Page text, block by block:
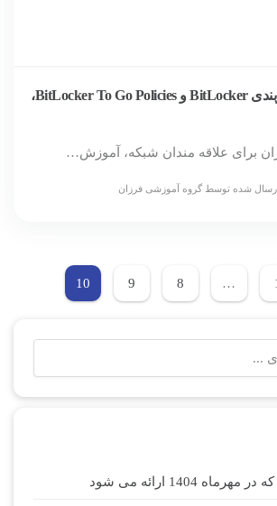
فیلم آموزشی پیکربندی BitLocker و BitLocker To Go Policies،
برای علاقه مندان شبکه، آموزش…
ارسال شده توسط گروه آموزشی فرزان
…
8
9
10
1404 ارائه می شود